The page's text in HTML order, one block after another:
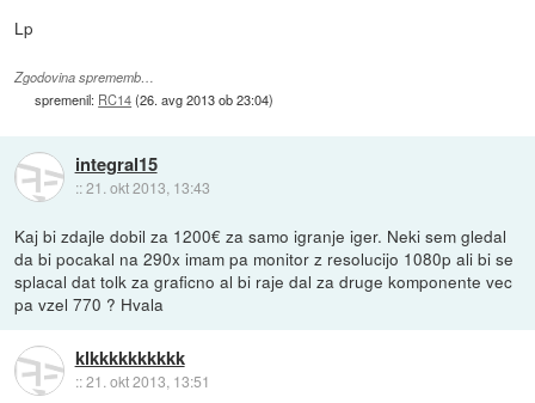
Lp
Zgodovina sprememb…
spremenil: RC14(26. avg 2013 ob 23:04)
integral15
::21. okt 2013, 13:43
Kaj bi zdajle dobil za 1200€ za samo igranje iger. Neki sem gledal
da bi pocakal na 290x imam pa monitor z resolucijo 1080p ali bi se
splacal dat tolk za graficno al bi raje dal za druge komponente vec
pa vzel 770 ? Hvala
klkkkkkkkkkk
::21. okt 2013, 13:51